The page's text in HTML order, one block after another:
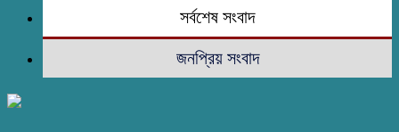
সর্বশেষ সংবাদ
জনপ্রিয় সংবাদ